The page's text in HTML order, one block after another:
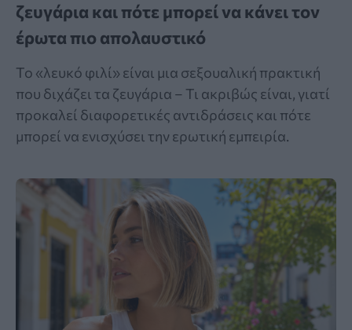
ζευγάρια και πότε μπορεί να κάνει τον
έρωτα πιο απολαυστικό
Το «λευκό φιλί» είναι μια σεξουαλική πρακτική
που διχάζει τα ζευγάρια – Τι ακριβώς είναι, γιατί
προκαλεί διαφορετικές αντιδράσεις και πότε
μπορεί να ενισχύσει την ερωτική εμπειρία.